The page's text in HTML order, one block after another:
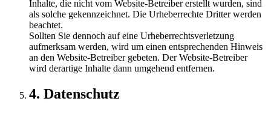
Inhalte, die nicht vom Website-Betreiber erstellt wurden, sind
als solche gekennzeichnet. Die Urheberrechte Dritter werden
beachtet.
Sollten Sie dennoch auf eine Urheberrechtsverletzung
aufmerksam werden, wird um einen entsprechenden Hinweis
an den Website-Betreiber gebeten. Der Website-Betreiber
wird derartige Inhalte dann umgehend entfernen.
4. Datenschutz